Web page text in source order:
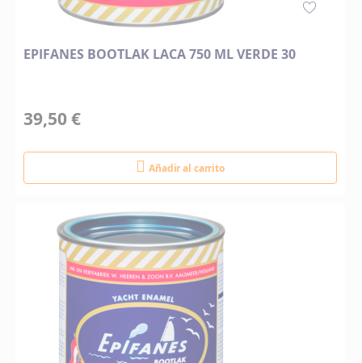
EPIFANES BOOTLAK LACA 750 ML VERDE 30
39,50 €
Añadir al carrito